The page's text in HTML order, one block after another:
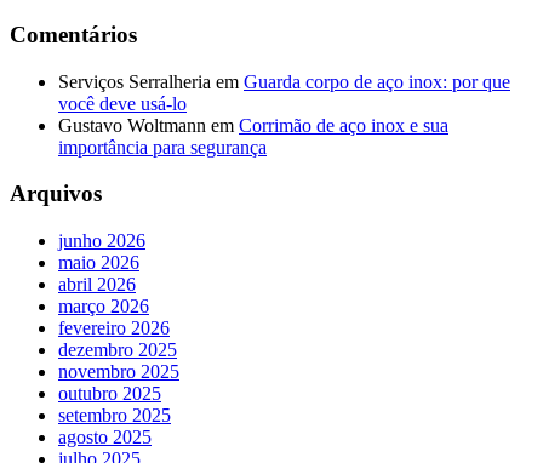
Comentários
Serviços Serralheria em Guarda corpo de aço inox: por que
você deve usá-lo
Gustavo Woltmann em Corrimão de aço inox e sua
importância para segurança
Arquivos
junho 2026
maio 2026
abril 2026
março 2026
fevereiro 2026
dezembro 2025
novembro 2025
outubro 2025
setembro 2025
agosto 2025
julho 2025